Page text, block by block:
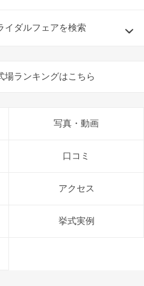
イダルフェアを検索
場ランキングはこちら
写真・動画
口コミ
アクセス
挙式実例